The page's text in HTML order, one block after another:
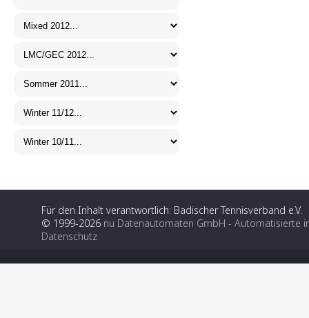
Für den Inhalt verantwortlich: Badischer Tennisverband e.V.
© 1999-2026 nu Datenautomaten GmbH - Automatisierte
Datenschutz